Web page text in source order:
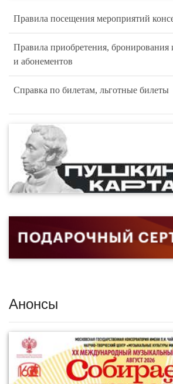
Правила посещения мероприятий
Правила приобретения, бронирования
и абонементов
Справка по билетам, льготные билеты
Анонсы